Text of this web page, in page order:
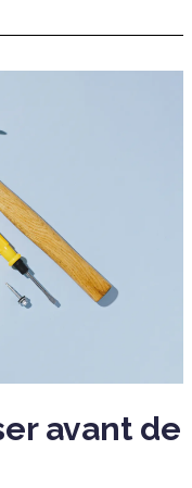
avant de